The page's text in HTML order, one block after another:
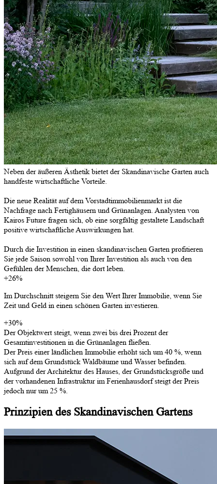
Neben der äußeren Ästhetik bietet der Skandinavische Garten auch
handfeste wirtschaftliche Vorteile.
Die neue Realität auf dem Vorstadtimmobilienmarkt ist die
Nachfrage nach Fertighäusern und Grünanlagen. Analysten von
Kairos Future fragen sich, ob eine sorgfältig gestaltete Landschaft
positive wirtschaftliche Auswirkungen hat.
Durch die Investition in einen skandinavischen Garten profitieren
Sie jede Saison sowohl von Ihrer Investition als auch von den
Gefühlen der Menschen, die dort leben.
+26%
Im Durchschnitt steigern Sie den Wert Ihrer Immobilie, wenn Sie
Zeit und Geld in einen schönen Garten investieren.
+30%
Der Objektwert steigt, wenn zwei bis drei Prozent der
Gesamtinvestitionen in die Grünanlagen fließen.
Der Preis einer ländlichen Immobilie erhöht sich um 40 %, wenn
sich auf dem Grundstück Waldbäume und Wasser befinden.
Aufgrund der Architektur des Hauses, der Grundstücksgröße und
der vorhandenen Infrastruktur im Ferienhausdorf steigt der Preis
jedoch nur um 25 %.
Prinzipien des Skandinavischen Gartens